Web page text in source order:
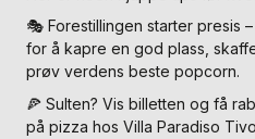
🎭 Forestillingen starter presis
for å kapre en god plass,
prøv verdens beste popcorn.
🍕 Sulten? Vis billetten og få
på pizza hos Villa Paradiso